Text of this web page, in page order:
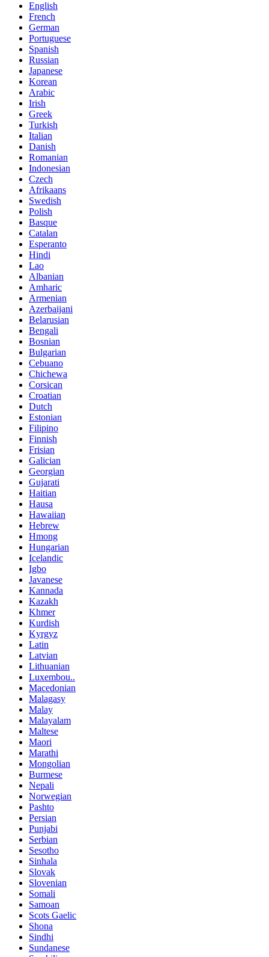
English
French
German
Portuguese
Spanish
Russian
Japanese
Korean
Arabic
Irish
Greek
Turkish
Italian
Danish
Romanian
Indonesian
Czech
Afrikaans
Swedish
Polish
Basque
Catalan
Esperanto
Hindi
Lao
Albanian
Amharic
Armenian
Azerbaijani
Belarusian
Bengali
Bosnian
Bulgarian
Cebuano
Chichewa
Corsican
Croatian
Dutch
Estonian
Filipino
Finnish
Frisian
Galician
Georgian
Gujarati
Haitian
Hausa
Hawaiian
Hebrew
Hmong
Hungarian
Icelandic
Igbo
Javanese
Kannada
Kazakh
Khmer
Kurdish
Kyrgyz
Latin
Latvian
Lithuanian
Luxembou..
Macedonian
Malagasy
Malay
Malayalam
Maltese
Maori
Marathi
Mongolian
Burmese
Nepali
Norwegian
Pashto
Persian
Punjabi
Serbian
Sesotho
Sinhala
Slovak
Slovenian
Somali
Samoan
Scots Gaelic
Shona
Sindhi
Sundanese